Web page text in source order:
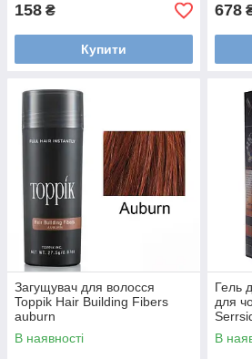
158 ₴
Купити
678
Загущувач для волосся
Toppik Hair Building Fibers
auburn
В наявності
Гель
для
В